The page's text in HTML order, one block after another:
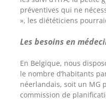
préventives qui ne
», les diététiciens
Les besoins en
En Belgique, nous
le nombre d’habitants
néerlandais, soit un MG
commission de